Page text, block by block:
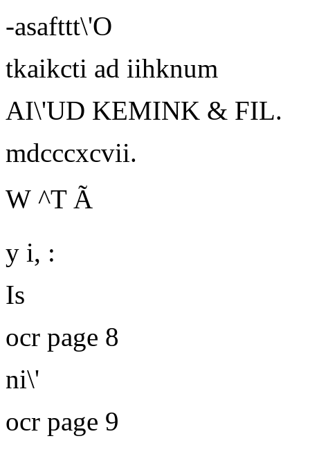
-asafttt\'O
tkaikcti ad iihknum
AI\'UD KEMINK & FIL.
mdcccxcvii.
W ^T Ã
y i, :
Is
ocr page 8
ni\'
ocr page 9